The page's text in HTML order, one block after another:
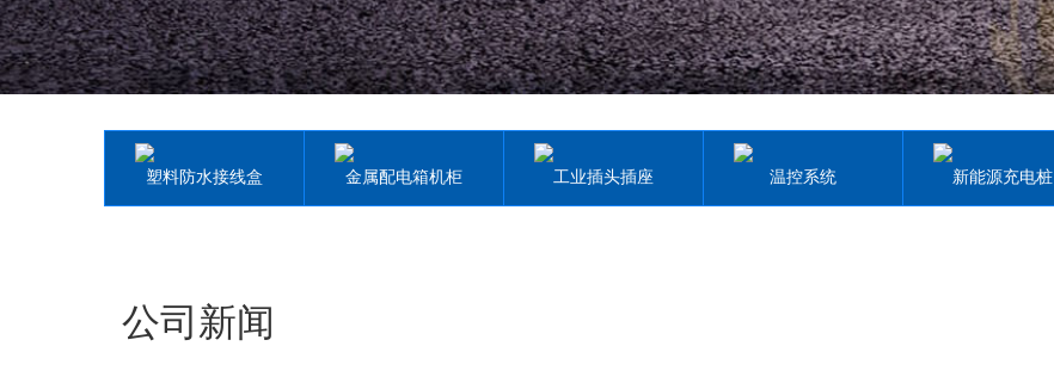
塑料防水接线盒 金属配电箱机柜 工业插头插座 温控系统 新能源充电桩
公司新闻